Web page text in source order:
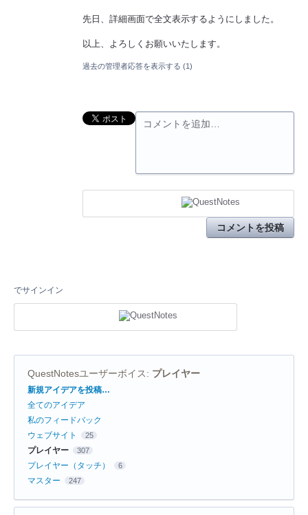
先日、詳細画面で全文表示するようにしました。
以上、よろしくお願いいたします。
過去の管理者応答を表示する (1)
コメントを追加…
コメントを投稿
でサインイン
QuestNotesユーザーボイス: プレイヤー
カ
テ
ゴ
新規アイデアを投稿…
全てのアイデア
私のフィードバック
ウェブサイト
25
プレイヤー 307
プレイヤー（タッチ） 6
マスター 247